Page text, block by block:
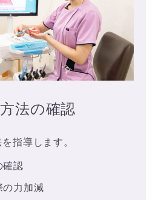
法の確認
指導します。
確認
の力加減